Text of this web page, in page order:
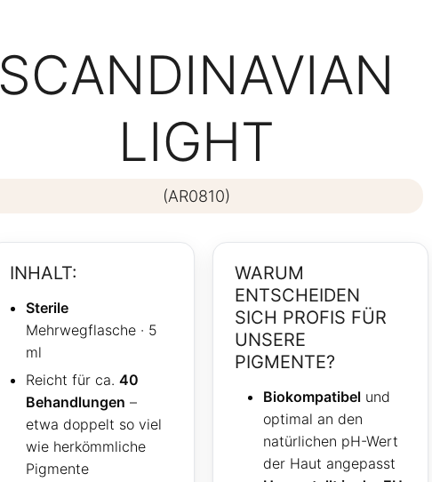
SCANDINAVIAN
LIGHT
(AR0810)
INHALT:
Sterile
Mehrwegflasche · 5
ml
Reicht für ca. 40
Behandlungen –
etwa doppelt so viel
wie herkömmliche
Pigmente
WARUM
ENTSCHEIDEN
SICH PROFIS FÜR
UNSERE
PIGMENTE?
Biokompatibelund
optimal an den
natürlichen pH-Wert
der Haut angepasst